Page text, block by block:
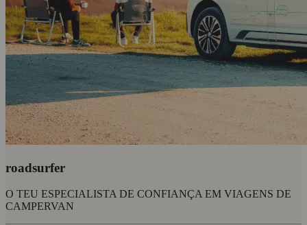
roadsurfer
O TEU ESPECIALISTA DE CONFIANÇA EM VIAGENS DE
CAMPERVAN